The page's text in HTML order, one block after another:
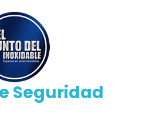
Seguridad